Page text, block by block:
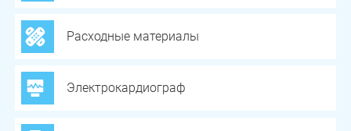
Расходные материалы
Электрокардиограф